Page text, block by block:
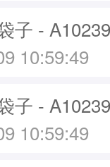
子 -
10:59:49
子 -
10:59:49